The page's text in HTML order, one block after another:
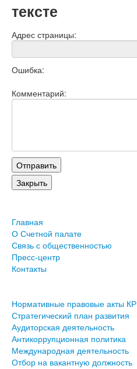
тексте
Адрес страницы:
Ошибка:
Комментарий:
Главная
О Счетной палате
Связь с общественностью
Пресс-центр
Контакты
Нормативные правовые акты КР
Стратегический план развития
Аудиторская деятельность
Антикоррупционная политика
Международная деятельность
Отбор на вакантную должность